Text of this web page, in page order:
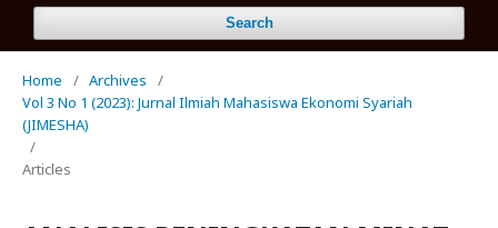
Search
Home / Archives
/
Vol 3 No 1 (2023): Jurnal Ilmiah Mahasiswa Ekonomi Syariah
(JIMESHA)
/
Articles